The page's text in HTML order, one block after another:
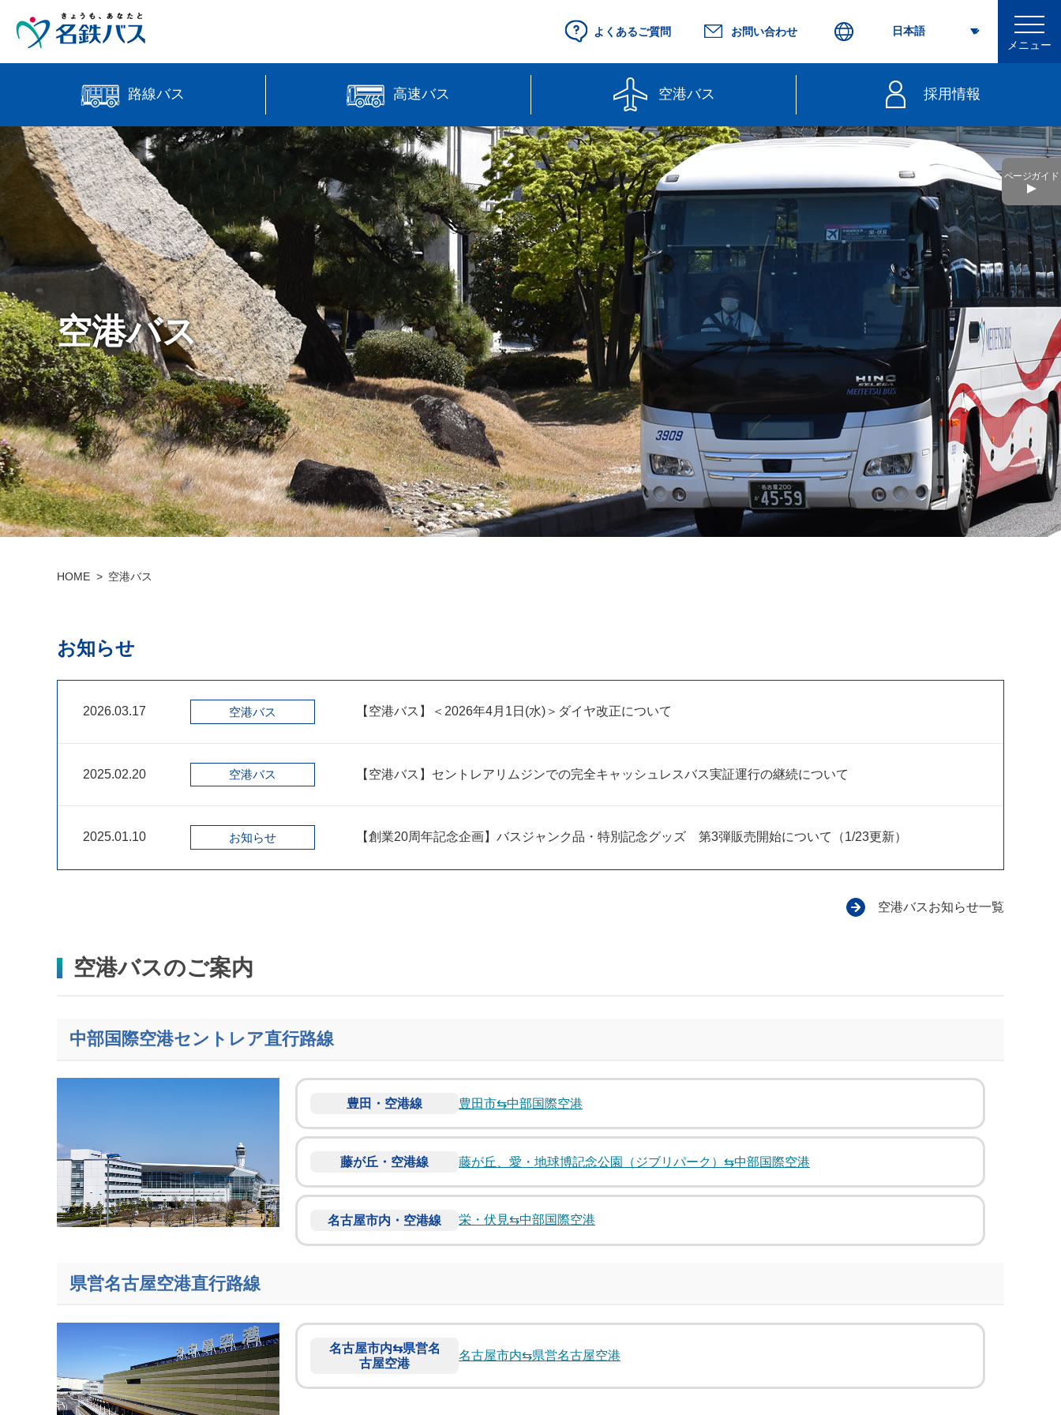
よくあるご質問
お問い合わせ
メニュー
路線バス
時刻・運賃検索 路線図 きっぷ
バス位置情報 のりば案内
manaca 営業所案内
高速バス
高速バス（予約制） 高速バス（予約不要）
空港バス
中部国際空港セントレア行
【直行路線】
県営名古屋空港行
【直行路線】
採用情報
空港バス
HOME 空港バス
お知らせ
2026.03.17 空港バス 【空港バス】＜2026年4月1日(水)＞ダイヤ改正について
2025.02.20 空港バス 【空港バス】セントレアリムジンでの完全キャッシュレスバス実証運行の継続について
2025.01.10 お知らせ 【創業20周年記念企画】バスジャンク品・特別記念グッズ 第3弾販売開始について（1/23更新）
空港バスお知らせ一覧
空港バスのご案内
中部国際空港セントレア直行路線
豊田・空港線 豊田市⇆中部国際空港
藤が丘・空港線 藤が丘、愛・地球博記念公園（ジブリパーク）⇆中部国際空港
名古屋市内・空港線 栄・伏見⇆中部国際空港
県営名古屋空港直行路線
名古屋市内⇆県営名
古屋空港
名古屋市内⇆県営名古屋空港
ページガイド